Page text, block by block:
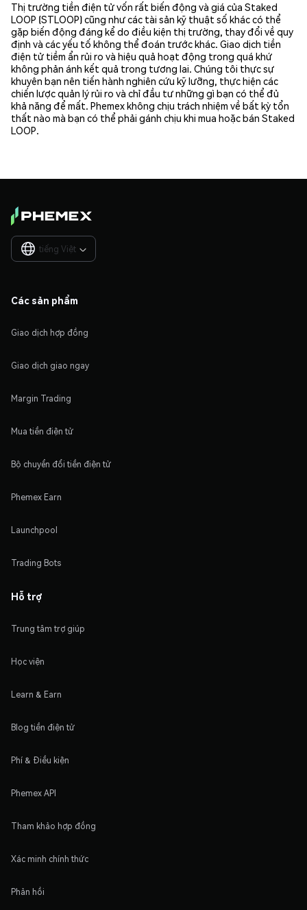
Thị trường tiền điện tử vốn rất biến động và giá của Staked
LOOP (STLOOP) cũng như các tài sản kỹ thuật số khác có thể
gặp biến động đáng kể do điều kiện thị trường, thay đổi về quy
định và các yếu tố không thể đoán trước khác. Giao dịch tiền
điện tử tiềm ẩn rủi ro và hiệu quả hoạt động trong quá khứ
không phản ánh kết quả trong tương lai. Chúng tôi thực sự
khuyên bạn nên tiến hành nghiên cứu kỹ lưỡng, thực hiện các
chiến lược quản lý rủi ro và chỉ đầu tư những gì bạn có thể đủ
khả năng để mất. Phemex không chịu trách nhiệm về bất kỳ tổn
thất nào mà bạn có thể phải gánh chịu khi mua hoặc bán Staked
LOOP.
tiếng Việt 
Các sản phẩm
Giao dịch hợp đồng
Giao dịch giao ngay
Margin Trading
Mua tiền điện tử
Bộ chuyển đổi tiền điện tử
Phemex Earn
Launchpool
Trading Bots
Hỗ trợ
Trung tâm trợ giúp
Học viện
Learn & Earn
Blog tiền điện tử
Phí & Điều kiện
Phemex API
Tham khảo hợp đồng
Xác minh chính thức
Phản hồi